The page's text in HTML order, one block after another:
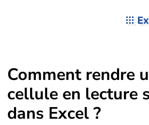
Comment rendre
cellule en lecture
dans Excel ?